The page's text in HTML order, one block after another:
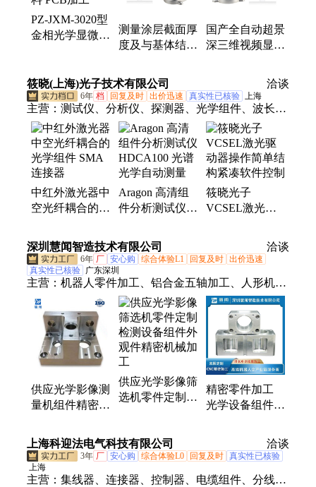
磨刀机显微镜、粗糙度仪、体式显微镜、一键式闪测
仪、熔深检测显微镜、旋转滴界面张力仪、全自动接
触角测量仪、倾斜接触角测量仪、XR-14、机械稳定
PZ-JXM-3020型
金相光学显微镜
PCB加工
测量涂层截面厚
度及与基体结合
CS3500H超景深
显微镜
国产全自动超景
深三维视频显微
显微高倍测量分
析
筱晓(上海)光子技术有限公司 洽谈
6年 档 回复及时 出价迅速 真实性已核验 上海
主营： 测试仪、分析仪、探测器、光学组件、波长
计、激光器、红外观察镜、台式光源、光纤放大器、
激光控制器、光纤拉锥机、滤波器、光纤光栅、晶
体、隔离器
中红外激光器中
空光纤耦合的光
接器
Aragon 高清组
件分析测试仪
光学自动测量
筱晓光子
VCSEL激光驱
构紧凑软件控制
深圳慧闻智造技术有限公司 洽谈
6年 厂 安心购 综合体验L1 回复及时 出价迅速
真实性已核验 广东深圳
主营： 机器人零件加工、铝合金五轴加工、人形机器
人关节加工、精密零件加工、精密机械加工、电机外
壳加工、汽车零件加工、海洋设备零件加工
供应光学影像测
量机组件精密零
器铝合金零件
CNC定制
供应光学影像筛
选机零件定制
工
精密零件加工
光学设备组件吊
批量加工定制
上海科迎法电气科技有限公司 洽谈
3年 厂 安心购 综合体验L0 回复及时 真实性已核验
上海
主营： 集线器、连接器、控制器、电缆组件、分线